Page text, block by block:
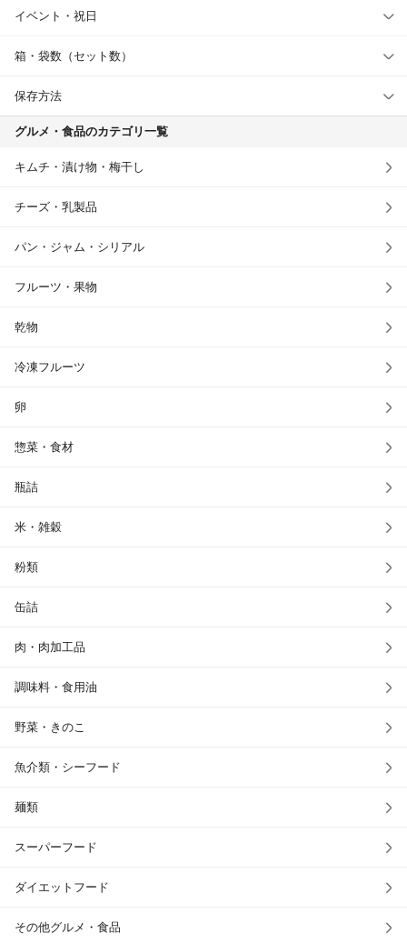
イベント・祝日
箱・袋数（セット数）
保存方法
グルメ・食品のカテゴリ一覧
キムチ・漬け物・梅干し
チーズ・乳製品
パン・ジャム・シリアル
フルーツ・果物
乾物
冷凍フルーツ
卵
惣菜・食材
瓶詰
米・雑穀
粉類
缶詰
肉・肉加工品
調味料・食用油
野菜・きのこ
魚介類・シーフード
麺類
スーパーフード
ダイエットフード
その他グルメ・食品